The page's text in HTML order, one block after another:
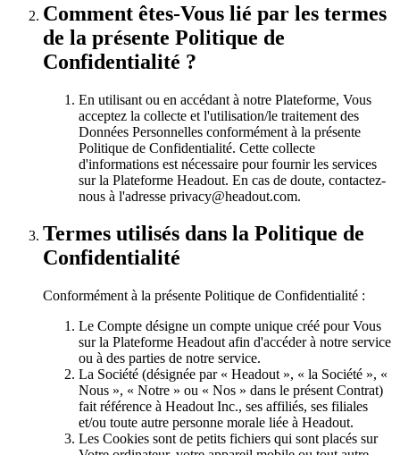
Comment êtes-Vous lié par les termes
de la présente Politique de
Confidentialité ?
En utilisant ou en accédant à notre Plateforme, Vous
acceptez la collecte et l'utilisation/le traitement des
Données Personnelles conformément à la présente
Politique de Confidentialité. Cette collecte
d'informations est nécessaire pour fournir les services
sur la Plateforme Headout. En cas de doute, contactez-
nous à l'adresse privacy@headout.com.
Termes utilisés dans la Politique de
Confidentialité
Conformément à la présente Politique de Confidentialité :
Le Compte désigne un compte unique créé pour Vous
sur la Plateforme Headout afin d'accéder à notre service
ou à des parties de notre service.
La Société (désignée par « Headout », « la Société », «
Nous », « Notre » ou « Nos » dans le présent Contrat)
fait référence à Headout Inc., ses affiliés, ses filiales
et/ou toute autre personne morale liée à Headout.
Les Cookies sont de petits fichiers qui sont placés sur